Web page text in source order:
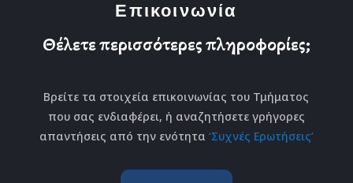
Επικοινωνία
Θέλετε περισσότερες πληροφορίες;
Βρείτε τα στοιχεία επικοινωνίας του Τμήματος
που σας ενδιαφέρει, ή αναζητήσετε γρήγορες
απαντήσεις από την ενότητα ‘Συχνές Ερωτήσεις’